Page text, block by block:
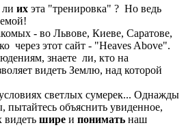
их эта "тренировка" ? Но ведь
- во Львове, Киеве, Саратове,
через этот сайт - "Heaves Above".
знаете ли, кто на
видеть Землю, над которой
светлых сумерек... Однажды
объяснить увиденное,
видеть шире и понимать наш